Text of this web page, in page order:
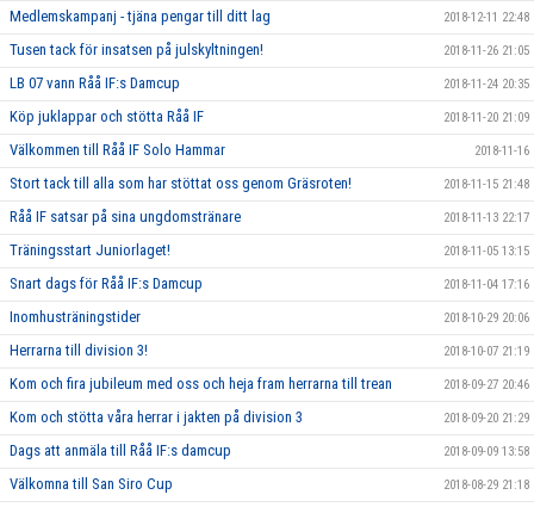
Medlemskampanj - tjäna pengar till ditt lag 2018-12-11 22:48
Tusen tack för insatsen på julskyltningen! 2018-11-26 21:05
LB 07 vann Råå IF:s Damcup 2018-11-24 20:35
Köp juklappar och stötta Råå IF 2018-11-20 21:09
Välkommen till Råå IF Solo Hammar 2018-11-16
Stort tack till alla som har stöttat oss genom Gräsroten! 2018-11-15 21:48
Råå IF satsar på sina ungdomstränare 2018-11-13 22:17
Träningsstart Juniorlaget! 2018-11-05 13:15
Snart dags för Råå IF:s Damcup 2018-11-04 17:16
Inomhusträningstider 2018-10-29 20:06
Herrarna till division 3! 2018-10-07 21:19
Kom och fira jubileum med oss och heja fram herrarna till trean 2018-09-27 20:46
Kom och stötta våra herrar i jakten på division 3 2018-09-20 21:29
Dags att anmäla till Råå IF:s damcup 2018-09-09 13:58
Välkomna till San Siro Cup 2018-08-29 21:18